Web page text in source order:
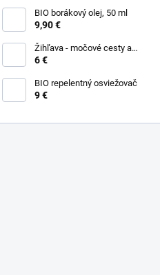
BIO borákový olej, 50 ml
9,90 €
Žihľava - močové cesty a
prostata, 50 ml
6 €
BIO repelentný osviežovač
9 €